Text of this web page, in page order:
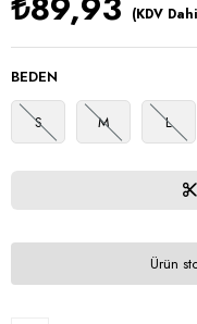
(KDV
BEDEN
S M L
Ürün